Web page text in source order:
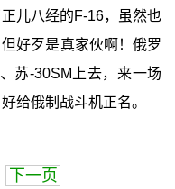
儿八经的F-16，虽然也
好歹是真家伙啊！俄罗
苏-30SM上去，来一场
给俄制战斗机正名。
下一页